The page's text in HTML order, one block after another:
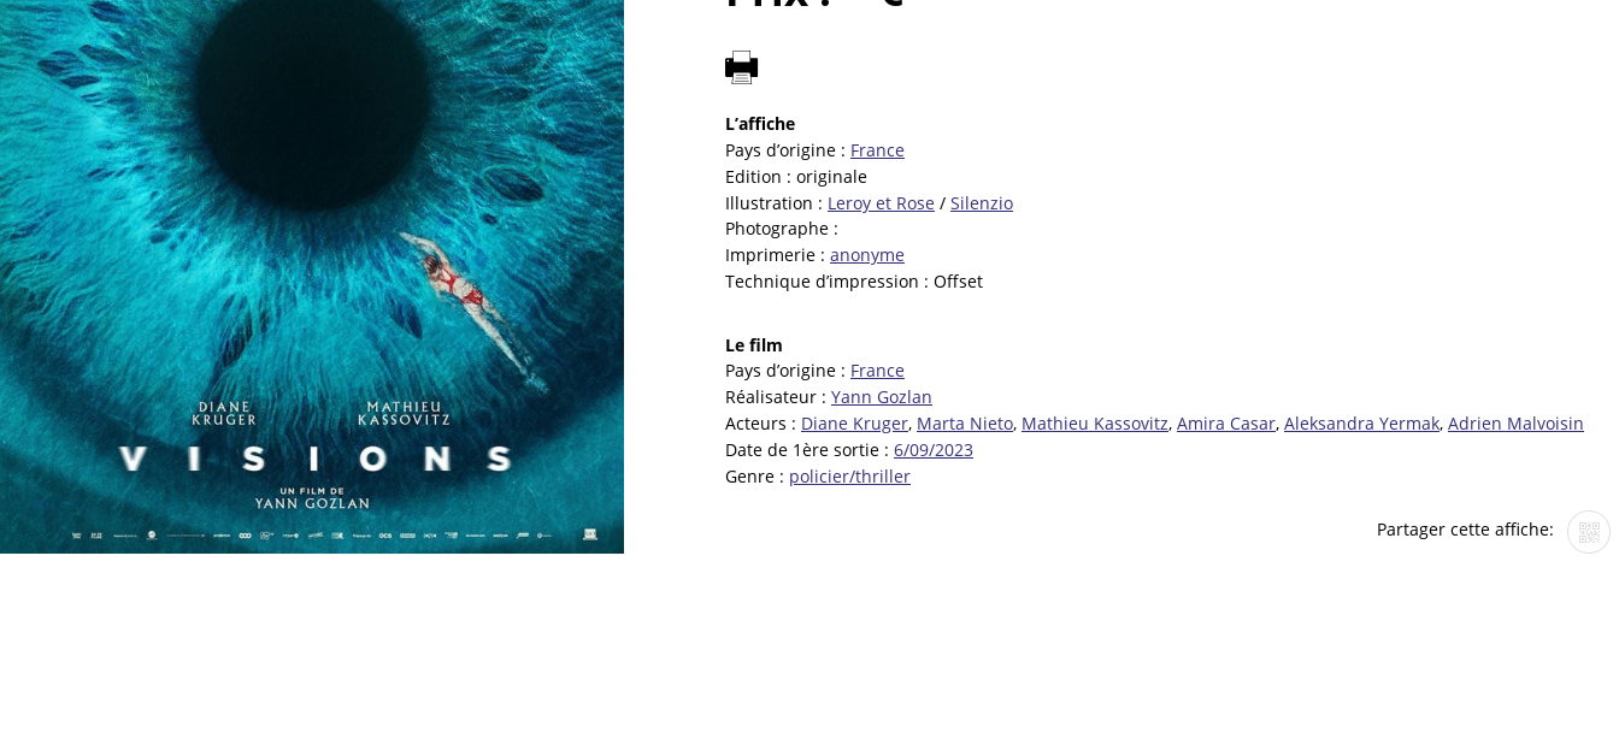
L’affiche
Pays d’origine : France
Edition : originale
Illustration : Leroy et Rose / Silenzio
Photographe :
Imprimerie : anonyme
Technique d’impression : Offset
Le film
Pays d’origine : France
Réalisateur : Yann Gozlan
Acteurs : Diane Kruger, Marta Nieto, Mathieu Kassovitz, Amira Casar, Aleksandra Yermak, Adrien Malvoisin
Date de 1ère sortie : 6/09/2023
Genre : policier/thriller
Partager cette affiche: